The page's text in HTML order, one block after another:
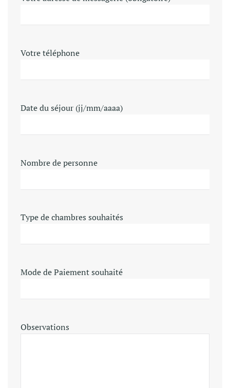
Votre téléphone
Date du séjour (jj/mm/aaaa)
Nombre de personne
Type de chambres souhaités
Mode de Paiement souhaité
Observations